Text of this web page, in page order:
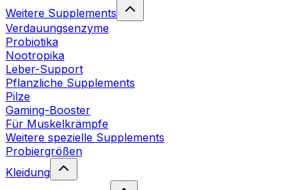
Weitere Supplements
Verdauungsenzyme
Probiotika
Nootropika
Leber-Support
Pflanzliche Supplements
Pilze
Gaming-Booster
Für Muskelkrämpfe
Weitere spezielle Supplements
Probiergrößen
Kleidung